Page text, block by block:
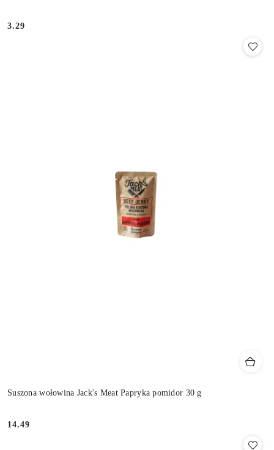
Cena:
3.29
Suszona wołowina Jack's Meat Papryka pomidor 30 g
Cena:
14.49